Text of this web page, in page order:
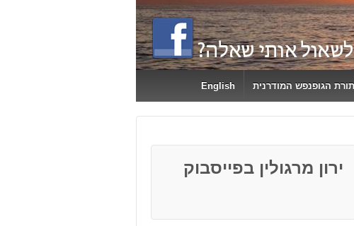
הגופנפש המודרנית English
ירון מרגולין בפייסבוק